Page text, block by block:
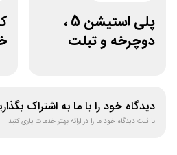
پلی استیشن 5 ،
دوچرخه و تبلت
دیدگاه خود را با ما به اشتراک
با ثبت دیدگاه خود ما را در ارائه بهتر خدمات یاری کنید